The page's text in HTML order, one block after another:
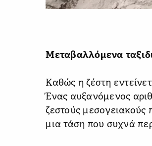
Μεταβαλλόμενα
Καθώς η ζέστη
Ένας αυξανόμενος
ζεστούς μεσογειακούς
μια τάση που συχνά